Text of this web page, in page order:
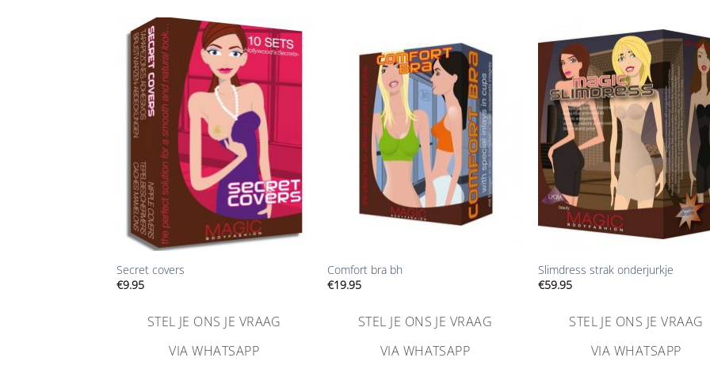
toevoegen
+
Secret covers
€9.95
STEL JE ONS JE VRAAG
VIA WHATSAPP
Aan
verlanglijst
toevoegen
Comfort bra bh
€19.95
STEL JE ONS JE VRAAG
VIA WHATSAPP
Aan
Slimdress strak onderjurkje
€59.95
STEL JE ONS JE VRAAG
VIA WHATSAPP